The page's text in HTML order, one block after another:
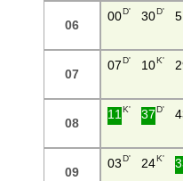
06
00D' 30D'
07
07D' 10K'
08
11 K' 37D'
09
03D' 24K'